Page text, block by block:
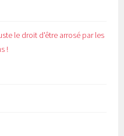
le droit d'être arrosé par les
!